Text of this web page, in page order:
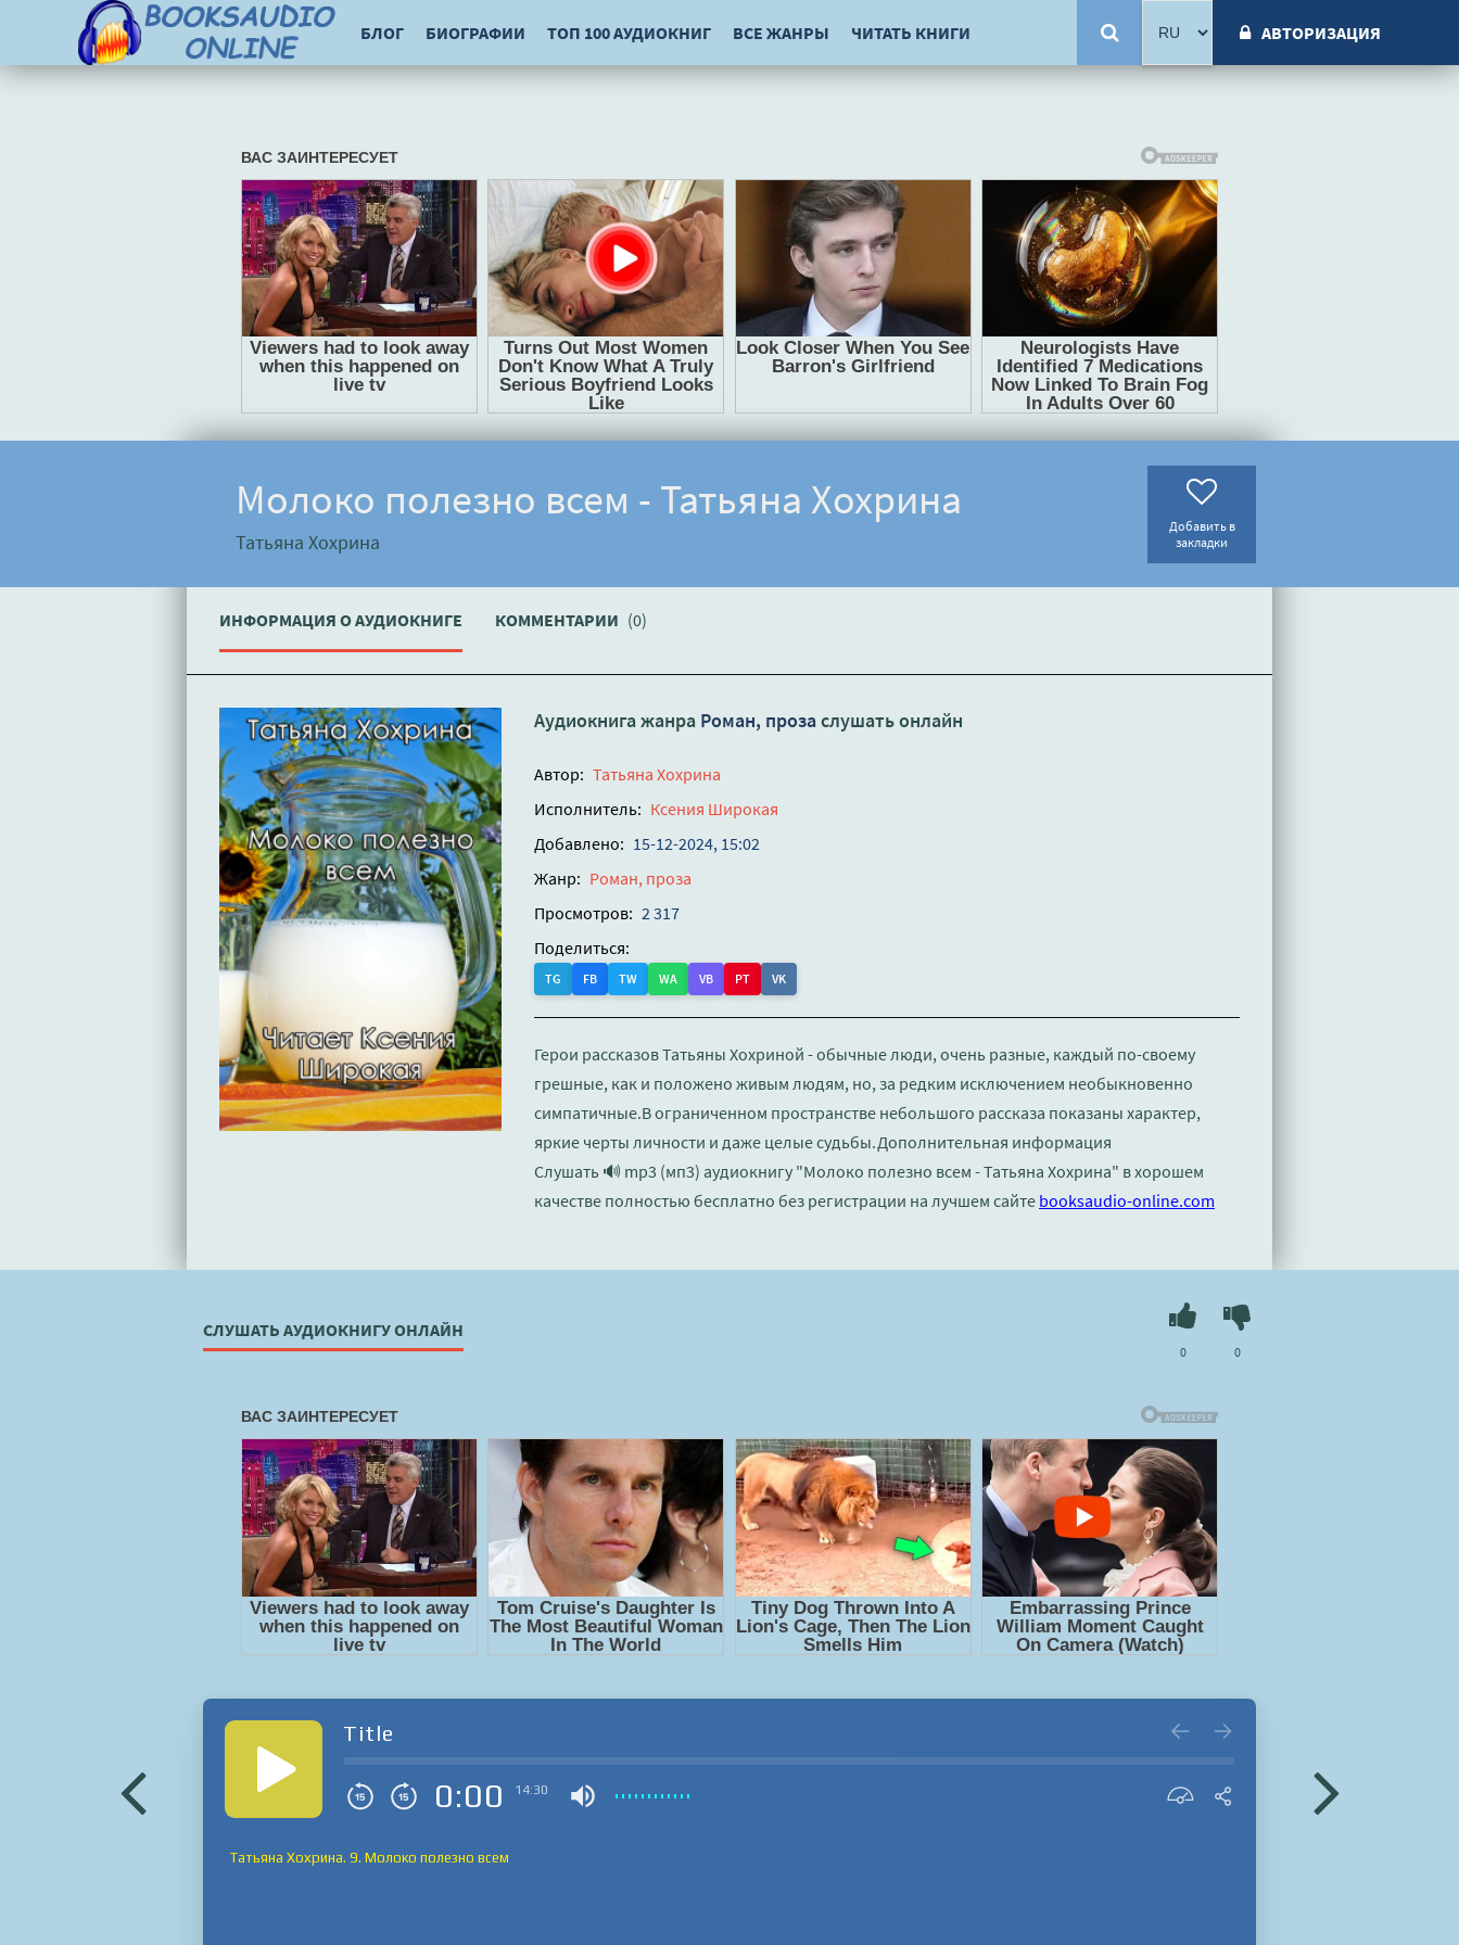
БЛОГ БИОГРАФИИ ТОП 100 АУДИОКНИГ ВСЕ ЖАНРЫ ЧИТАТЬ КНИГИ АВТОРИЗАЦИЯ
Молоко полезно всем - Татьяна Хохрина
Татьяна Хохрина
Добавить в
закладки
ИНФОРМАЦИЯ О АУДИОКНИГЕ КОММЕНТАРИИ (0)
Аудиокнига жанра Роман, прозаслушать онлайн
Автор: Татьяна Хохрина
Исполнитель: Ксения Широкая
Добавлено: 15-12-2024, 15:02
Жанр: Роман, проза
Просмотров: 2 317
Поделиться:
TG FB TW WA VB PT VK
Герои рассказов Татьяны Хохриной - обычные люди, очень разные, каждый по-своему
грешные, как и положено живым людям, но, за редким исключением необыкновенно
симпатичные.В ограниченном пространстве небольшого рассказа показаны характер,
яркие черты личности и даже целые судьбы.Дополнительная информация
Слушать 🔊 mp3 (мп3) аудиокнигу "Молоко полезно всем - Татьяна Хохрина" в хорошем
качестве полностью бесплатно без регистрации на лучшем сайте booksaudio-online.com
СЛУШАТЬ АУДИОКНИГУ ОНЛАЙН
0 0
Title
0:00 14:30
Татьяна Хохрина. 9. Молоко полезно всем